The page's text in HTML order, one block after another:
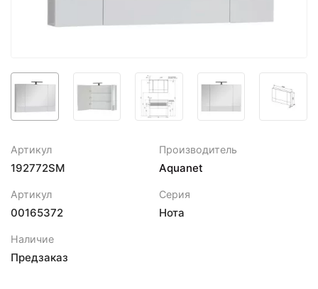
Артикул
192772SM
Производитель
Aquanet
Артикул
00165372
Серия
Нота
Наличие
Предзаказ